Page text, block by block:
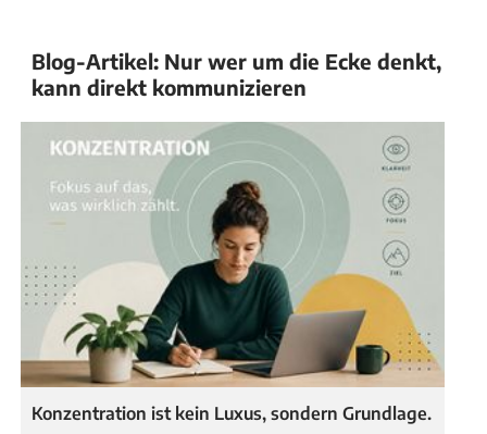
Blog-Artikel: Nur wer um die Ecke denkt,
kann direkt kommunizieren
Konzentration ist kein Luxus, sondern Grundlage.